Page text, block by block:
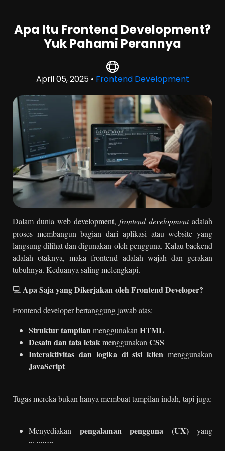
Apa Itu Frontend Development?
Yuk Pahami Perannya
April 05, 2025 • Frontend Development
Dalam dunia web development, frontend developmentadalah
proses membangun bagian dari aplikasi atau website yang
langsung dilihat dan digunakan oleh pengguna. Kalau backend
adalah otaknya, maka frontend adalah wajah dan gerakan
tubuhnya. Keduanya saling melengkapi.
💻 Apa Saja yang Dikerjakan oleh Frontend Developer?
Frontend developer bertanggung jawab atas:
Struktur tampilanmenggunakan HTML
Desain dan tata letakmenggunakan CSS
Interaktivitas dan logika di sisi klien menggunakan
JavaScript
Tugas mereka bukan hanya membuat tampilan indah, tapi juga:
Menyediakan pengalaman pengguna (UX)yang
nyaman